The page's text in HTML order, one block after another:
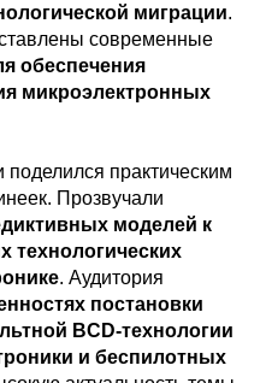
миграции.
современные
обеспечения
микроэлектронных
практическим
Прозвучали
моделей к
технологических
. Аудитория
постановки
BCD-технологии
и беспилотных